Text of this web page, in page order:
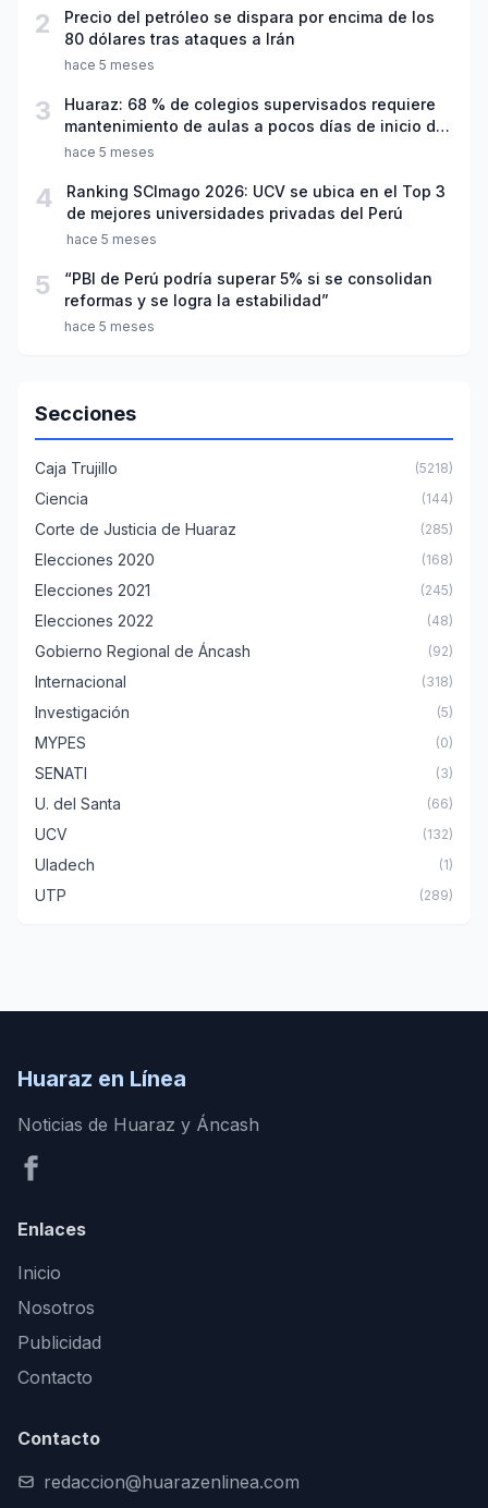
2
Precio del petróleo se dispara por encima de los
80 dólares tras ataques a Irán
hace 5 meses
3
Huaraz: 68 % de colegios supervisados requiere
mantenimiento de aulas a pocos días de inicio del
año escolar 2026
hace 5 meses
4
Ranking SCImago 2026: UCV se ubica en el Top 3
de mejores universidades privadas del Perú
hace 5 meses
5
“PBI de Perú podría superar 5% si se consolidan
reformas y se logra la estabilidad”
hace 5 meses
Secciones
Caja Trujillo (5218)
Ciencia (144)
Corte de Justicia de Huaraz (285)
Elecciones 2020 (168)
Elecciones 2021 (245)
Elecciones 2022 (48)
Gobierno Regional de Áncash (92)
Internacional (318)
Investigación (5)
MYPES (0)
SENATI (3)
U. del Santa (66)
UCV (132)
Uladech (1)
UTP (289)
Huaraz en Línea
Noticias de Huaraz y Áncash
Enlaces
Inicio
Nosotros
Publicidad
Contacto
Contacto
redaccion@huarazenlinea.com